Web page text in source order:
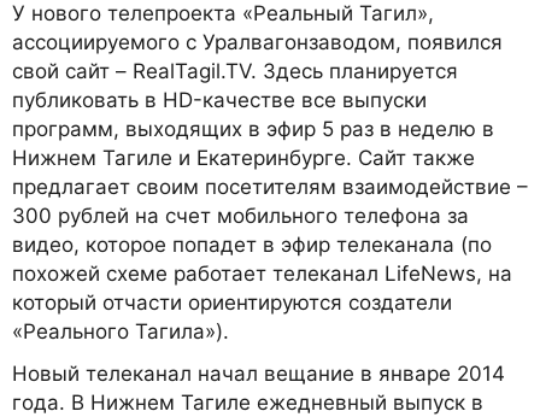
У нового телепроекта «Реальный Тагил»,
ассоциируемого с Уралвагонзаводом, появился
свой сайт – RealTagil.TV. Здесь планируется
публиковать в HD-качестве все выпуски
программ, выходящих в эфир 5 раз в неделю в
Нижнем Тагиле и Екатеринбурге. Сайт также
предлагает своим посетителям взаимодействие –
300 рублей на счет мобильного телефона за
видео, которое попадет в эфир телеканала (по
похожей схеме работает телеканал LifeNews, на
который отчасти ориентируются создатели
«Реального Тагила»).
Новый телеканал начал вещание в январе 2014
года. В Нижнем Тагиле ежедневный выпуск в